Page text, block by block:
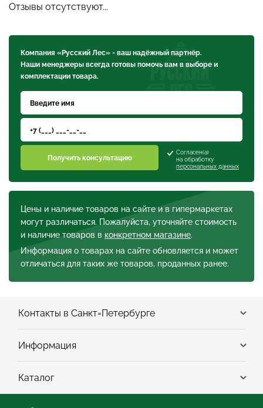
Отзывы отсутствуют...
Цены и наличие товаров на сайте и в гипермаркетах
могут различаться. Пожалуйста, уточняйте стоимость
и наличие товаров в конкретном магазине.
Информация о товарах на сайте обновляется и может
отличаться для таких же товаров, проданных ранее.
Компания «Русский Лес» - ваш надёжный партнёр.
Наши менеджеры всегда готовы помочь вам в выборе и
комплектации товара.
Получить консультацию
Согласен(а)
на обработку
персональных данных
Контакты в Санкт=Петербурге
Информация
Каталог